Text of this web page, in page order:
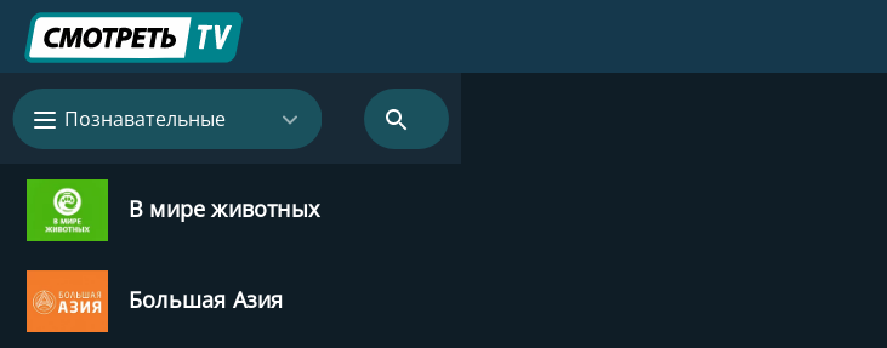
Познавательные
В мире животных
Большая Азия